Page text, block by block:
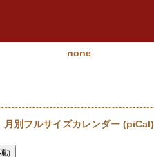
none
月別フルサイズカレンダー (piCal)